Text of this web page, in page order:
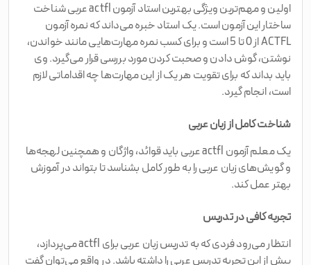
اولین و مهم‌ترین ویژگی بهترین استاد آزمون actfl عربی شناخت
ساختار این آزمون است. یک استاد خبره می‌داند که نمره آزمون
ACTFL از 0 تا 5 است و برای کسب نمره مهارت‌هایی مانند خواندن،
نوشتن، گوش دادن و صحبت کردن مورد بررسی قرار می‌گیرد. وی
باید بداند که برای تقویت هر یک از این مهارت‌ها چه اقداماتی لازم
است، انجام گیرد.
شناخت کامل از زبان عربی
یک معلم آزمون actfl عربی باید قوائد، واژگان و همچنین لهجه‌ها
و گویش‌های زبان عربی را به طور کامل بشناسد تا بتواند در آموزش
بهتر عمل کند.
تجربه کافی در تدریس
انتظار می‌رود فردی که به تدریس زبان عربی برای actfl می‌پردازد،
پیش از این تجربه تدریس عربی را داشته باشد. در واقع می‌توان گفت